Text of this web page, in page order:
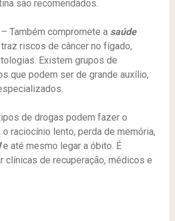
são recomendados.
– Também compromete a saúde
traz riscos de câncer no fígado,
Existem grupos de
que podem ser de grande auxílio,
de drogas podem fazer o
raciocínio lento, perda de memória,
e até mesmo legar a óbito. É
clínicas de recuperação, médicos e